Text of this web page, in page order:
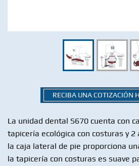
RECIBA UNA COTIZACIÓN
La unidad dental S670 cuenta con
tapicería ecológica con costuras y 2
la caja lateral de pie proporciona
la tapicería con costuras es suave